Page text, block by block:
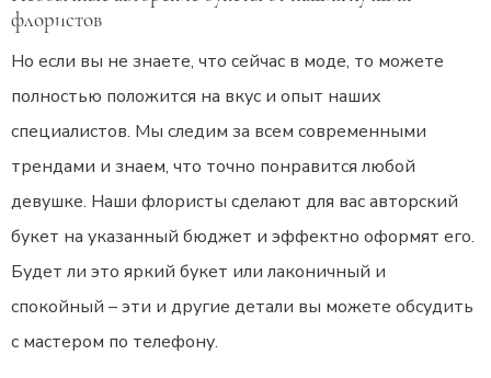
флористов
Но если вы не знаете, что сейчас в моде, то можете
полностью положится на вкус и опыт наших
специалистов. Мы следим за всем современными
трендами и знаем, что точно понравится любой
девушке. Наши флористы сделают для вас авторский
букет на указанный бюджет и эффектно оформят его.
Будет ли это яркий букет или лаконичный и
спокойный – эти и другие детали вы можете обсудить
с мастером по телефону.